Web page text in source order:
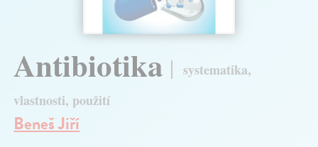
Antibiotika
systematika,
vlastnosti, použití
Beneš Jiří